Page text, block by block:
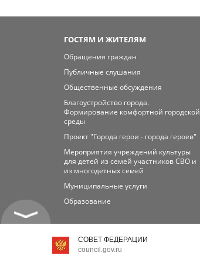
ГОСТЯМ И ЖИТЕЛЯМ
Обращения граждан
Публичные слушания
Общественные обсуждения
Благоустройство города.
Формирование комфортной городской
среды
Проект "Города герои - города героев"
Мероприятия учреждений культуры
для детей из семей участников СВО и
из многодетных семей
Муниципальные услуги
Образование
СОВЕТ ФЕДЕРАЦИИ
council.gov.ru